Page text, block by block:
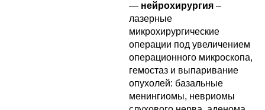
— нейрохирургия –
лазерные
микрохирургические
операции под увеличением
операционного микроскопа,
гемостаз и выпаривание
опухолей: базальные
менингиомы, невриомы